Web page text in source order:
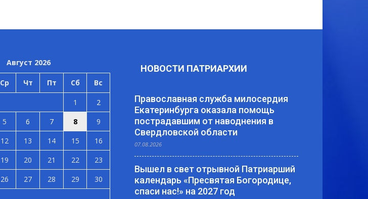
Август 2026
Ср Чт Пт Сб Вс
1
2
5 6 7 8
9
12 13 14 15
16
19 20 21 22
23
26 27 28 29
30
НОВОСТИ ПАТРИАРХИИ
Православная служба милосердия
Екатеринбурга оказала помощь
пострадавшим от наводнения в
Свердловской области
07.08.2026
Вышел в свет отрывной Патриарший
календарь «Пресвятая Богородице,
спаси нас!» на 2027 год